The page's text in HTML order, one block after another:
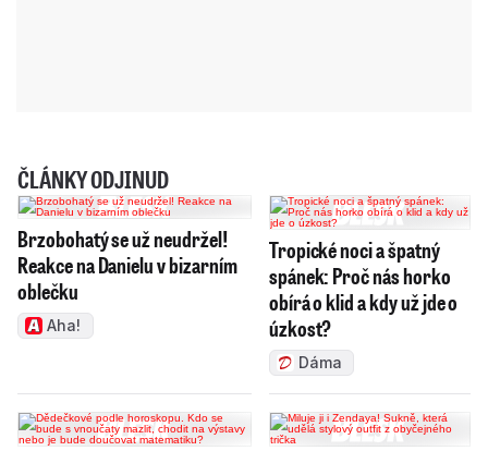
ČLÁNKY ODJINUD
Brzobohatý se už neudržel!
Reakce na Danielu v bizarním
oblečku
Aha!
Tropické noci a špatný
spánek: Proč nás horko
obírá o klid a kdy už jde o
úzkost?
Dáma